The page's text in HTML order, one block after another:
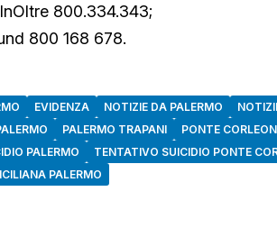
800.334.343;
800 168 678.
EVIDENZA NOTIZIE DA PALERMO
PALERMO TRAPANI PONTE
PALERMO
TENTATIVO SUICIDIO PONTE
PALERMO